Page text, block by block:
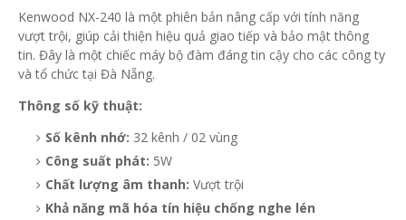
Kenwood NX-240 là một phiên bản nâng cấp với tính năng
vượt trội, giúp cải thiện hiệu quả giao tiếp và bảo mật thông
tin. Đây là một chiếc máy bộ đàm đáng tin cậy cho các công ty
và tổ chức tại Đà Nẵng.
Thông số kỹ thuật:
Số kênh nhớ: 32 kênh / 02 vùng
Công suất phát: 5W
Chất lượng âm thanh: Vượt trội
Khả năng mã hóa tín hiệu chống nghe lén